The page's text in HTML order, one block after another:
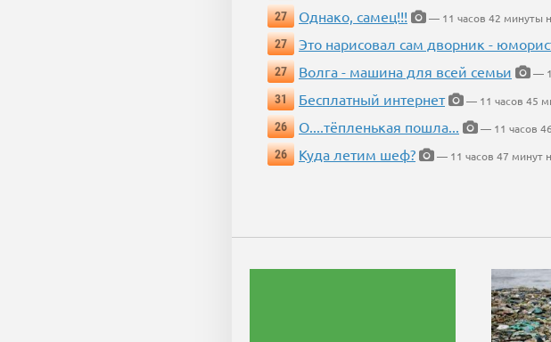
27
Однако, самец!!!
— 11 часов 42 минуты
27
Это нарисовал сам дворник -
27
Волга - машина для всей семьи
—
31
Бесплатный интернет
— 11 часов 45
26
О....тёпленькая пошла...
— 11 часов
26
Куда летим шеф? — 11 часов 47 минут